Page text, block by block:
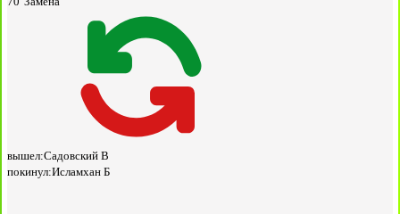
вышел:Садовский В
покинул:Исламхан Б